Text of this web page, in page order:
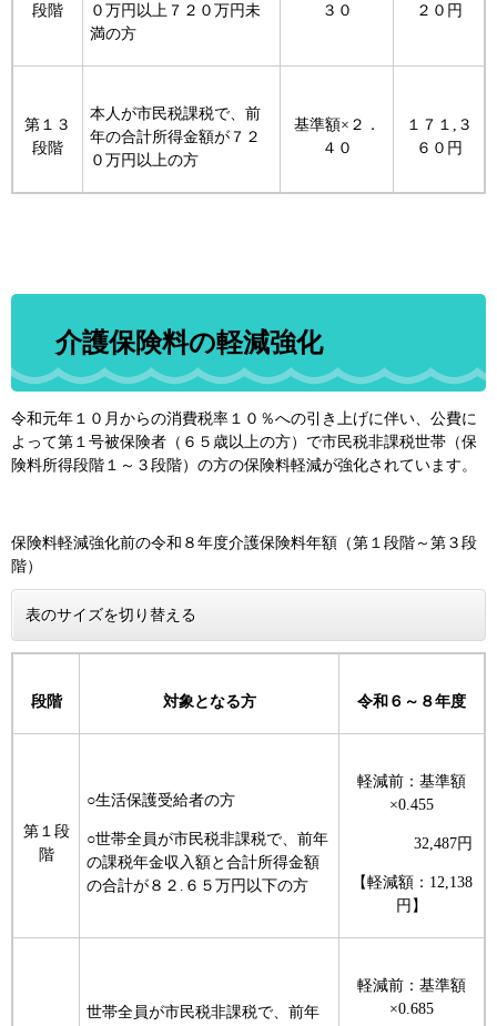
段階
０万円以上７２０万円未
満の方
３０
２０円
第１３
段階
本人が市民税課税で、前
年の合計所得金額が７２
０万円以上の方
基準額×２．
４０
１７１,３
６０円
介護保険料の軽減強化
令和元年１０月からの消費税率１０％への引き上げに伴い、公費に
よって第１号被保険者（６５歳以上の方）で市民税非課税世帯（保
険料所得段階１～３段階）の方の保険料軽減が強化されています。
保険料軽減強化前の令和８年度介護保険料年額（第１段階～第３段
階）
表のサイズを切り替える
段階 対象となる方 令和６～８年度
第１段
階
○生活保護受給者の方
○世帯全員が市民税非課税で、前年
の課税年金収入額と合計所得金額
の合計が８２.６５万円以下の方
軽減前：基準額
×0.455
32,487円
【軽減額：12,138
円】
世帯全員が市民税非課税で、前年
軽減前：基準額
×0.685